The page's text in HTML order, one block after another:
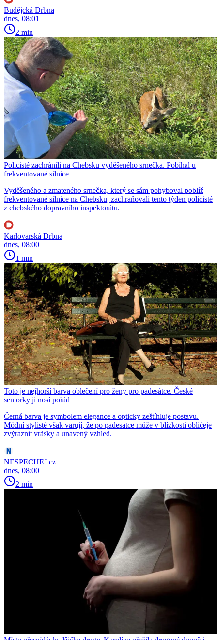
Budějcká Drbna
dnes, 08:01
2 min
Policisté zachránili na Chebsku vyděšeného srnečka. Pobíhal u
frekventované silnice
Vyděšeného a zmateného srnečka, který se sám pohyboval poblíž
frekventované silnice na Chebsku, zachraňovali tento týden policisté
z chebského dopravního inspektorátu.
Karlovarská Drbna
dnes, 08:00
1 min
Toto je nejhorší barva oblečení pro ženy pro padesátce. České
seniorky ji nosí pořád
Černá barva je symbolem elegance a opticky zeštíhluje postavu.
Módní stylisté však varují, že po padesátce může v blízkosti obličeje
zvýraznit vrásky a unavený vzhled.
NESPECHEJ.cz
dnes, 08:00
2 min